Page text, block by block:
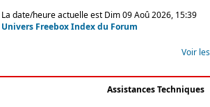
La date/heure actuelle est Dim 09 Aoû 2026, 15:39
Univers Freebox Index du Forum
Voir
Assistances Techniques